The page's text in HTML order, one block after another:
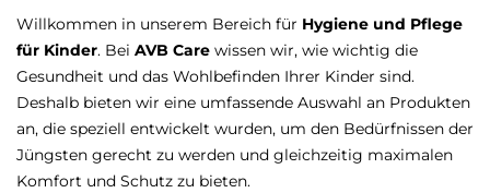
Willkommen in unserem Bereich für Hygiene und Pflege
für Kinder. Bei AVB Care wissen wir, wie wichtig die
Gesundheit und das Wohlbefinden Ihrer Kinder sind.
Deshalb bieten wir eine umfassende Auswahl an Produkten
an, die speziell entwickelt wurden, um den Bedürfnissen der
Jüngsten gerecht zu werden und gleichzeitig maximalen
Komfort und Schutz zu bieten.